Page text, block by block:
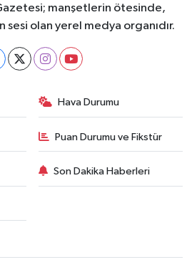
manşetlerin ötesinde,
sesi olan yerel medya organıdır.
Hava Durumu
Puan Durumu ve Fikstür
Son Dakika Haberleri